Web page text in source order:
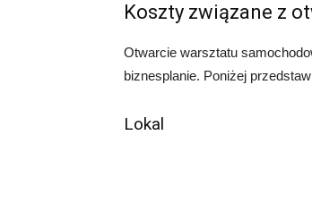
Koszty związane z
Otwarcie warsztatu
biznesplanie. Poniżej
Lokal